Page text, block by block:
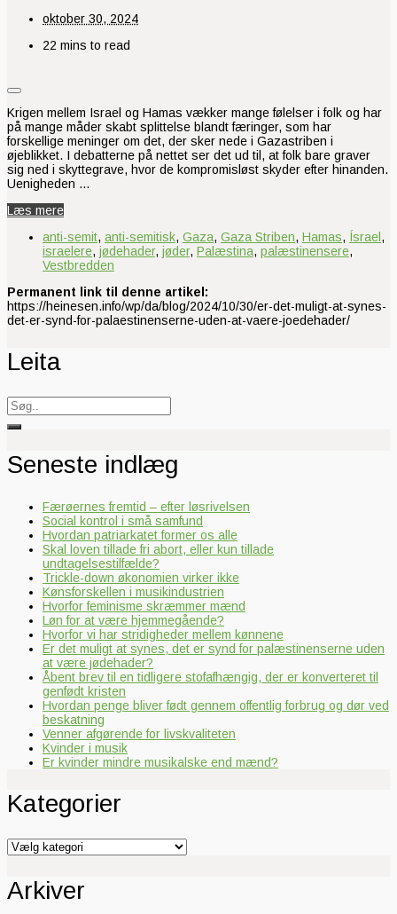
oktober 30, 2024
22 mins to read
Krigen mellem Israel og Hamas vækker mange følelser i folk og har
på mange måder skabt splittelse blandt færinger, som har
forskellige meninger om det, der sker nede i Gazastriben i
øjeblikket. I debatterne på nettet ser det ud til, at folk bare graver
sig ned i skyttegrave, hvor de kompromisløst skyder efter hinanden.
Uenigheden …
Læs mere
anti-semit, anti-semitisk, Gaza, Gaza Striben, Hamas, Ísrael ,
israelere, jødehader, jøder, Palæstina, palæstinensere,
Vestbredden
Permanent link til denne artikel:
https://heinesen.info/wp/da/blog/2024/10/30/er-det-muligt-at-synes-
det-er-synd-for-palaestinenserne-uden-at-vaere-joedehader/
Leita
Search
for:
Seneste indlæg
Færøernes fremtid – efter løsrivelsen
Social kontrol i små samfund
Hvordan patriarkatet former os alle
Skal loven tillade fri abort, eller kun tillade
undtagelsestilfælde?
Trickle-down økonomien virker ikke
Kønsforskellen i musikindustrien
Hvorfor feminisme skræmmer mænd
Løn for at være hjemmegående?
Hvorfor vi har stridigheder mellem kønnene
Er det muligt at synes, det er synd for palæstinenserne uden
at være jødehader?
Åbent brev til en tidligere stofafhængig, der er konverteret til
genfødt kristen
Hvordan penge bliver født gennem offentlig forbrug og dør ved
beskatning
Venner afgørende for livskvaliteten
Kvinder i musik
Er kvinder mindre musikalske end mænd?
Kategorier
Kategorier
Arkiver